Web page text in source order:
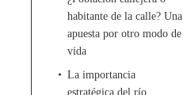
habitante de la calle? Una
apuesta por otro modo de
vida
La importancia
estratégica del río